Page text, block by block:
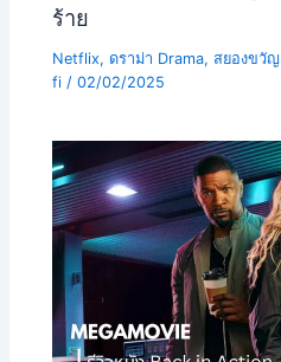
ร้าย
Netflix,ดราม่า Drama,สยองขวั
fi /02/02/2025